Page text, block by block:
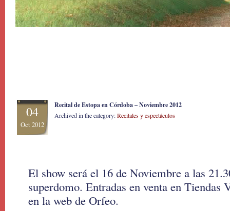
04
Oct 2012
Recital de Estopa en Córdoba – Noviembre 2012
Archived in the category:Recitales y espectáculos
El show será el 16 de Noviembre a las
superdomo. Entradas en venta en Tiendas
en la web de Orfeo.